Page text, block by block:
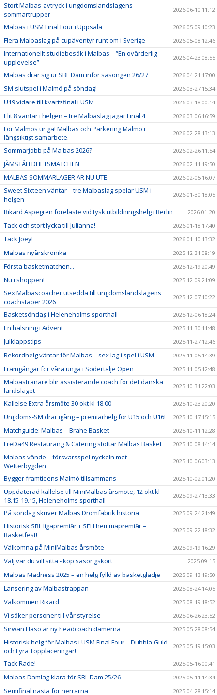
Stort Malbas-avtryck i ungdomslandslagens
sommartrupper
2026-06-10 11:12
Malbas i USM Final Four i Uppsala 2026-05-09 10:23
Flera Malbaslag på cupäventyr runt om i Sverige 2026-05-08 12:46
Internationellt studiebesök i Malbas – “En ovärderlig
upplevelse”
2026-04-23 08:55
Malbas drar sig ur SBL Dam inför säsongen 26/27 2026-04-21 17:00
SM-slutspel i Malmö på söndag! 2026-03-27 15:34
U19 vidare till kvartsfinal i USM 2026-03-18 00:14
Elit 8 väntar i helgen – tre Malbaslag jagar Final 4 2026-03-06 16:59
För Malmös unga! Malbas och Parkering Malmö i
långsiktigt samarbete.
2026-02-28 13:13
Sommarjobb på Malbas 2026? 2026-02-26 11:54
JÄMSTÄLLDHETSMATCHEN 2026-02-11 19:50
MALBAS SOMMARLÄGER ÄR NU UTE 2026-02-05 16:07
Sweet Sixteen väntar – tre Malbaslag spelar USM i
helgen
2026-01-30 18:05
Rikard Aspegren föreläste vid tysk utbildningshelg i Berlin 2026-01-20
Tack och stort lycka till Julianna! 2026-01-18 17:40
Tack Joey! 2026-01-10 13:32
Malbas nyårskrönika 2025-12-31 08:19
Första basketmatchen... 2025-12-19 20:49
Nu i shoppen! 2025-12-09 21:09
Sex Malbascoacher utsedda till ungdomslandslagens
coachstaber 2026
2025-12-07 10:22
Basketsöndag i Heleneholms sporthall 2025-12-06 18:24
En hälsning i Advent 2025-11-30 11:48
Julklappstips 2025-11-27 12:46
Rekordhelg väntar för Malbas – sex lag i spel i USM 2025-11-05 14:39
Framgångar för våra unga i Södertälje Open 2025-11-05 12:48
Malbastränare blir assisterande coach för det danska
landslaget
2025-10-31 22:03
Kallelse Extra årsmöte 30 okt kl 18.00 2025-10-23 20:20
Ungdoms-SM drar igång – premiärhelg för U15 och U16! 2025-10-17 15:15
Matchguide: Malbas – Brahe Basket 2025-10-11 12:28
FreDa49 Restaurang & Catering stöttar Malbas Basket 2025-10-08 14:14
Malbas vände – försvarsspel nyckeln mot
Wetterbygden
2025-10-06 03:13
Bygger framtidens Malmö tillsammans 2025-10-02 01:20
Uppdaterad kallelse till MiniMalbas årsmöte, 12 okt kl
18.15-19.15, Heleneholms sporthall
2025-09-27 13:33
På söndag skriver Malbas Drömfabrik historia 2025-09-24 21:49
Historisk SBL ligapremiär + SEH hemmapremiär =
Basketfest!
2025-09-22 18:32
Välkomna på MiniMalbas årsmöte 2025-09-19 16:29
Välj var du vill sitta - köp säsongskort 2025-09-15
Malbas Madness 2025 – en helg fylld av basketglädje 2025-09-13 19:50
Lansering av Malbastrappan 2025-08-24 14:05
Välkommen Rikard 2025-08-19 18:52
Vi söker personer till vår styrelse 2025-06-26 23:52
Sirwan Haso är ny headcoach damerna 2025-05-28 08:54
Historisk helg för Malbas i USM Final Four – Dubbla Guld
och Fyra Topplaceringar!
2025-05-19 15:03
Tack Rade! 2025-05-16 00:41
Malbas Damlag klara för SBL Dam 25/26 2025-05-11 14:34
Semifinal nästa för herrarna 2025-04-28 15:14